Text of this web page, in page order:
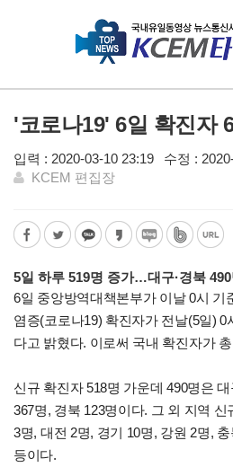
'코로나19' 6일 확진자
입력 : 2020-03-10 23:19
수정 :
KCEM 편집장
5일 하루 519명 증가…대구·경북
6일 중앙방역대책본부가 이날 0시 기
염증(코로나19) 확진자가 전날(5일) 0
다고 밝혔다. 이로써 국내 확진자가
신규 확진자 518명 가운데 490명은
367명, 경북 123명이다. 그 외 지역
3명, 대전 2명, 경기 10명, 강원 2명,
등이다.